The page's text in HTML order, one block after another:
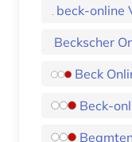
beck-online
Beckscher
Beck
Beck-